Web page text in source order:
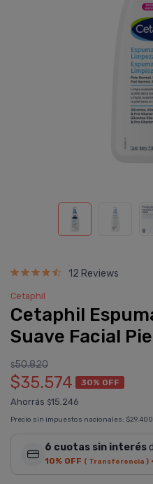
12 Reviews
Cetaphil
Cetaphil
Suave Facial
$50.820
$35.574 30% OFF
Ahorrás $15.246
Precio sin impuestos nacionales: $29.400
6 cuotas sin interés
10% OFF ( Transferencia ) ·